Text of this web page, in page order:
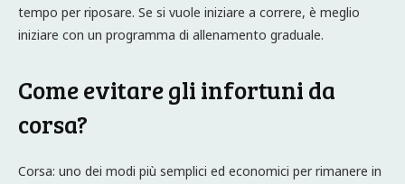
tempo per riposare. Se si vuole iniziare a correre, è meglio
iniziare con un programma di allenamento graduale.
Come evitare gli infortuni da
corsa?
Corsa: uno dei modi più semplici ed economici per rimanere in